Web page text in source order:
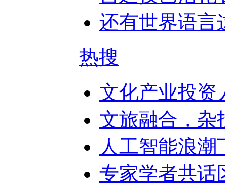
还有世界语言
热搜
文化产业投资
文旅融合，杂
人工智能浪潮
专家学者共话